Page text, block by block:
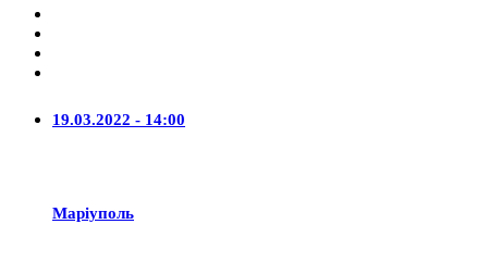
19.03.2022 - 14:00
Маріуполь